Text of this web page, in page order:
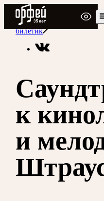
Радио Орфей
Радио классической
билетик
к
и